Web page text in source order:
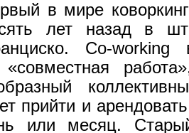
в мире
лет назад в
Co-
«совместная
прийти и
или месяц.